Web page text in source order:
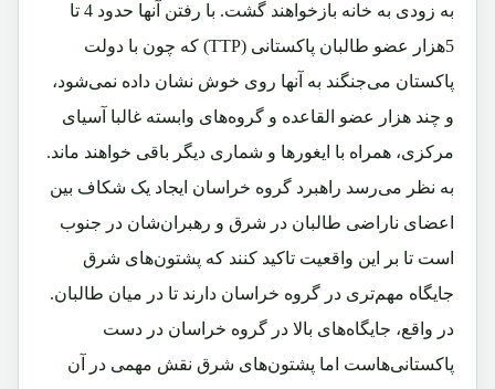
به زودی به خانه بازخواهند گشت. با رفتن آنها حدود 4 تا
5هزار عضو طالبان پاکستانی (TTP) که چون با دولت
پاکستان می‌جنگند به آنها روی خوش نشان داده نمی‌شود،
و چند هزار عضو القاعده و گروه‌های وابسته غالبا آسیای
مرکزی، همراه با ایغورها و شماری دیگر باقی خواهند ماند.
به نظر می‌رسد راهبرد گروه خراسان ایجاد یک شکاف بین
اعضای ناراضی طالبان در شرق و رهبران‌شان در جنوب
است تا بر این واقعیت تاکید کنند که پشتون‌های شرق
جایگاه مهم‌تری در گروه خراسان دارند تا در میان طالبان.
در واقع، جایگاه‌های بالا در گروه خراسان در دست
پاکستانی‌هاست اما پشتون‌های شرق نقش مهمی در آن